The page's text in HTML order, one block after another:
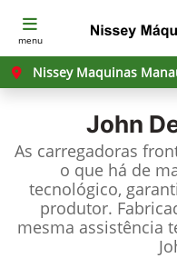
menu
Nissey Maquinas
John
As carregadoras
o que há de
tecnológico,
produtor.
mesma assistência